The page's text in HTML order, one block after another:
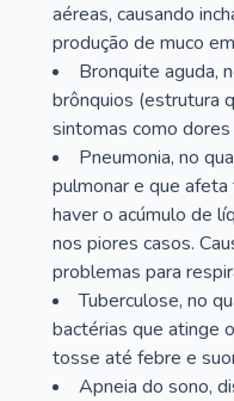
aéreas, causando
produção de muco
Bronquite aguda,
brônquios (estrutura
sintomas como
Pneumonia, no
pulmonar e que
haver o acúmulo de
nos piores casos.
problemas para
Tuberculose, no
bactérias que atinge
tosse até febre e
Apneia do sono,